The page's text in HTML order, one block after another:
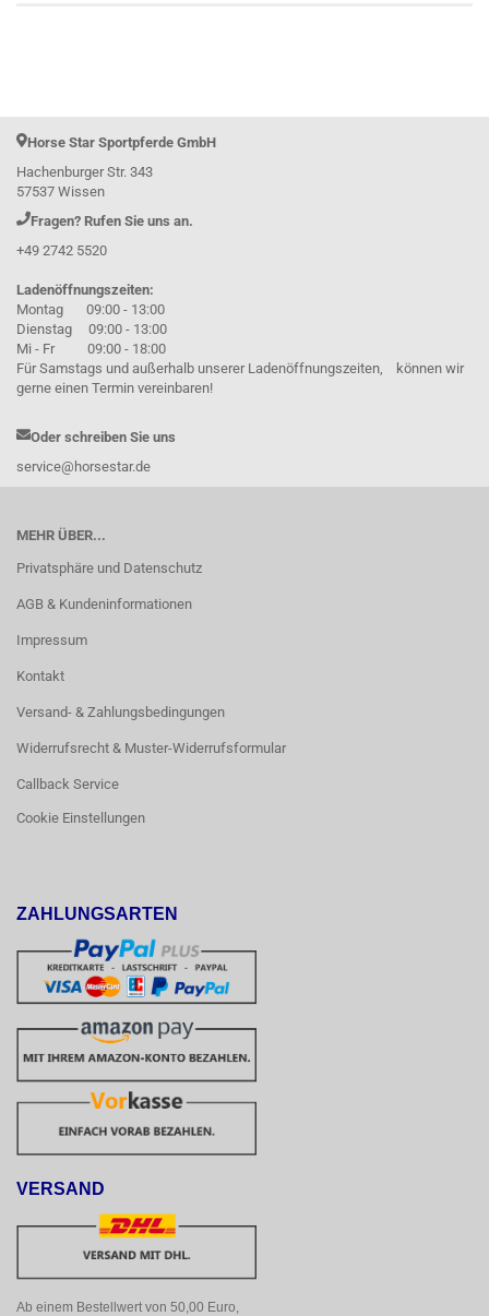
Horse Star Sportpferde GmbH
Hachenburger Str. 343
57537 Wissen
Fragen? Rufen Sie uns an.
+49 2742 5520
Ladenöffnungszeiten:
Montag 09:00 - 13:00
Dienstag 09:00 - 13:00
Mi - Fr 09:00 - 18:00
Für Samstags und außerhalb unserer Ladenöffnungszeiten, können wir
gerne einen Termin vereinbaren!
Oder schreiben Sie uns
service@horsestar.de
MEHR ÜBER...
Privatsphäre und Datenschutz
AGB & Kundeninformationen
Impressum
Kontakt
Versand- & Zahlungsbedingungen
Widerrufsrecht & Muster-Widerrufsformular
Callback Service
Cookie Einstellungen
ZAHLUNGSARTEN
VERSAND
Ab einem Bestellwert von 50,00 Euro,